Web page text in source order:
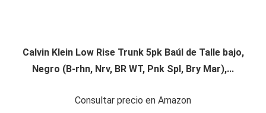
Calvin Klein Low Rise Trunk 5pk Baúl de Talle bajo,
Negro (B-rhn, Nrv, BR WT, Pnk Spl, Bry Mar),...
Consultar precio en Amazon